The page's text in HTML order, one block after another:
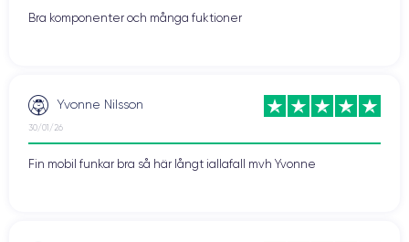
Bra komponenter och många fuktioner
Yvonne Nilsson
30/01/26
Fin mobil funkar bra så här långt iallafall mvh Yvonne